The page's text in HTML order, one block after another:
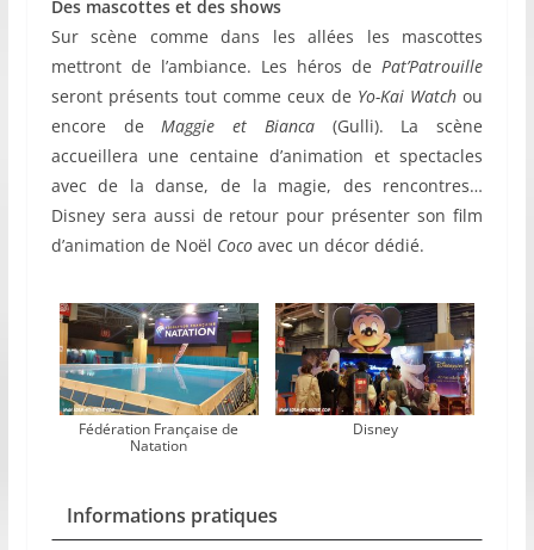
Des mascottes et des shows
Sur scène comme dans les allées les mascottes
mettront de l’ambiance. Les héros de Pat’Patrouille
seront présents tout comme ceux de Yo-Kai Watch ou
encore de Maggie et Bianca(Gulli). La scène
accueillera une centaine d’animation et spectacles
avec de la danse, de la magie, des rencontres…
Disney sera aussi de retour pour présenter son film
d’animation de Noël Cocoavec un décor dédié.
Fédération Française de
Natation
Disney
Informations pratiques